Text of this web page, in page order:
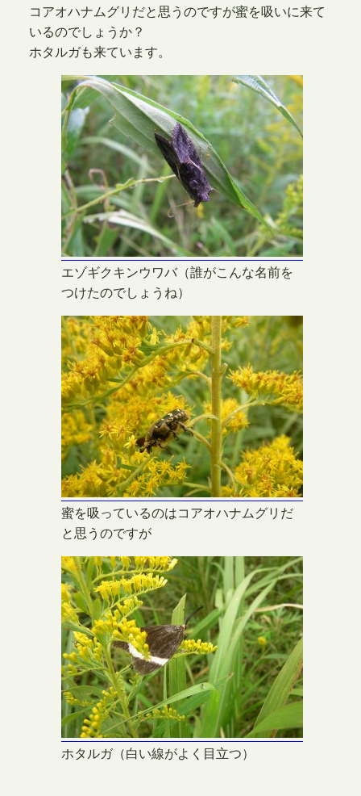
コアオハナムグリだと思うのですが蜜を吸いに来て
いるのでしょうか？
ホタルガも来ています。
エゾギクキンウワバ（誰がこんな名前を
つけたのでしょうね）
蜜を吸っているのはコアオハナムグリだ
と思うのですが
ホタルガ（白い線がよく目立つ）